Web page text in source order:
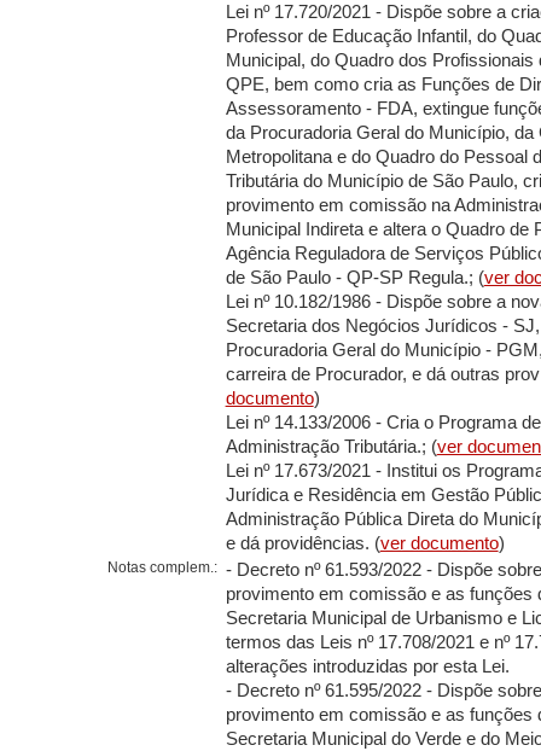
Lei nº 17.720/2021 - Dispõe sobre a
Professor de Educação Infantil, do
Municipal, do Quadro dos Profissionais
QPE, bem como cria as Funções de
Assessoramento - FDA, extingue
da Procuradoria Geral do Município, da
Metropolitana e do Quadro do Pessoal
Tributária do Município de São Paulo,
provimento em comissão na
Municipal Indireta e altera o Quadro de
Agência Reguladora de Serviços
de São Paulo - QP-SP Regula.; (ver
Lei nº 10.182/1986 - Dispõe sobre a
Secretaria dos Negócios Jurídicos -
Procuradoria Geral do Município -
carreira de Procurador, e dá outras
documento)
Lei nº 14.133/2006 - Cria o Programa
Administração Tributária.; (ver
Lei nº 17.673/2021 - Institui os
Jurídica e Residência em Gestão
Administração Pública Direta do
e dá providências. (ver documento)
Notas complem.: - Decreto nº 61.593/2022 - Dispõe
provimento em comissão e as funções
Secretaria Municipal de Urbanismo e
termos das Leis nº 17.708/2021 e nº
alterações introduzidas por esta Lei.
- Decreto nº 61.595/2022 - Dispõe
provimento em comissão e as funções
Secretaria Municipal do Verde e do